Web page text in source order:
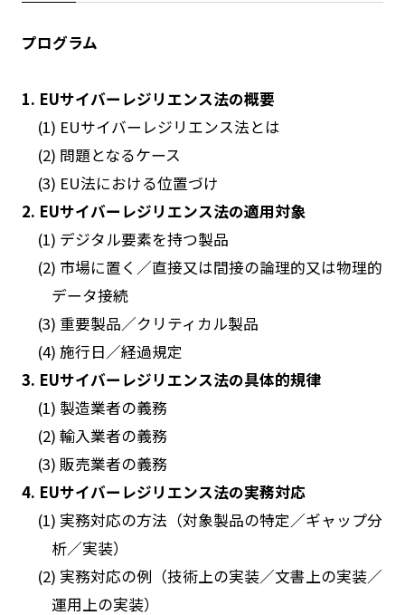
プログラム
1. EUサイバーレジリエンス法の概要
(1) EUサイバーレジリエンス法とは
(2) 問題となるケース
(3) EU法における位置づけ
2. EUサイバーレジリエンス法の適用対象
(1) デジタル要素を持つ製品
(2) 市場に置く／直接又は間接の論理的又は物理的
データ接続
(3) 重要製品／クリティカル製品
(4) 施行日／経過規定
3. EUサイバーレジリエンス法の具体的規律
(1) 製造業者の義務
(2) 輸入業者の義務
(3) 販売業者の義務
4. EUサイバーレジリエンス法の実務対応
(1) 実務対応の方法（対象製品の特定／ギャップ分
析／実装）
(2) 実務対応の例（技術上の実装／文書上の実装／
運用上の実装）